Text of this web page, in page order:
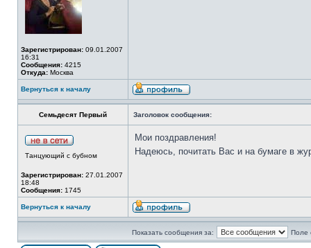
Зарегистрирован: 09.01.2007
16:31
Сообщения: 4215
Откуда: Москва
Вернуться к началу
Семьдесят Первый Заголовок сообщения:
Танцующий с бубном
Зарегистрирован: 27.01.2007
18:48
Сообщения: 1745
Мои поздравления!
Надеюсь, почитать Вас и на бумаге в
Вернуться к началу
Показать сообщения за: Поле